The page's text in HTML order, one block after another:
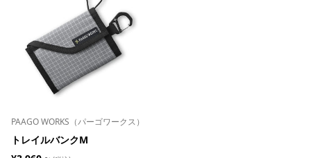
PAAGO WORKS（パーゴワークス）
トレイルバンクM